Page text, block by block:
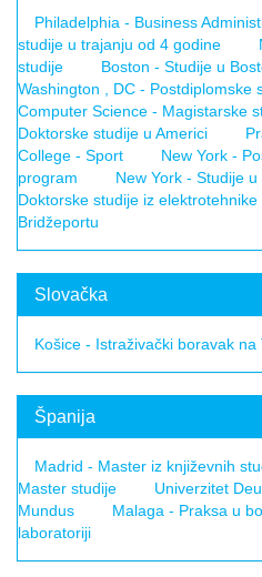
Philadelphia - Business
studije u trajanju od 4 godine
studije
Boston - Studije u
Washington , DC - Postdiplomske
Computer Science - Magistarske
Doktorske studije u Americi
College - Sport
New York -
program
New York - Studije u
Doktorske studije iz elektrotehnike
Bridžeportu
Slovačka
Košice - Istraživački boravak na
Španija
Madrid - Master iz književnih
Master studije
Univerzitet
Mundus
Malaga - Praksa u
laboratoriji